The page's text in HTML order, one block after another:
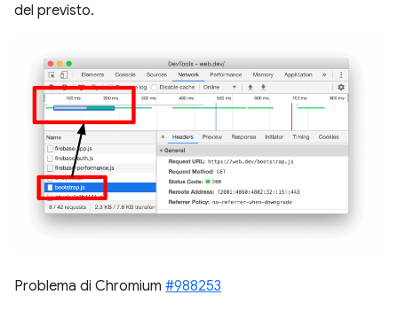
del previsto.
Problema di Chromium #988253